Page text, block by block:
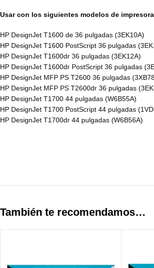
Usar con los siguientes modelos de
HP DesignJet T1600 de 36 pulgadas (3EK10A)
HP DesignJet T1600 PostScript 36 pulgadas
HP DesignJet T1600dr 36 pulgadas (3EK12A)
HP DesignJet T1600dr PostScript 36 pulgadas
HP DesignJet MFP PS T2600 36 pulgadas
HP DesignJet MFP PS T2600dr 36 pulgadas
HP DesignJet T1700 44 pulgadas (W6B55A)
HP DesignJet T1700 PostScript 44 pulgadas
HP DesignJet T1700dr 44 pulgadas (W6B56A)
También te recomendamos…